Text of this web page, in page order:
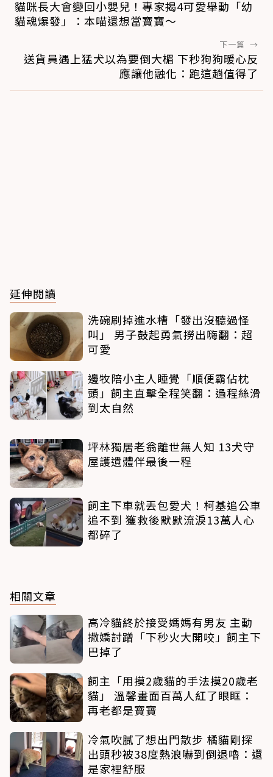
貓咪長大會變回小嬰兒！專家揭4可愛舉動「幼
貓魂爆發」：本喵還想當寶寶～
下一篇 →
送貨員遇上猛犬以為要倒大楣 下秒狗狗暖心反
應讓他融化：跑這趟值得了
延伸閱讀
洗碗刷掉進水槽「發出沒聽過怪
叫」 男子鼓起勇氣撈出嗨翻：超
可愛
邊牧陪小主人睡覺「順便霸佔枕
頭」飼主直擊全程笑翻：過程絲滑
到太自然
坪林獨居老翁離世無人知 13犬守
屋護遺體伴最後一程
飼主下車就丟包愛犬！柯基追公車
追不到 獲救後默默流淚13萬人心
都碎了
相關文章
高冷貓終於接受媽媽有男友 主動
撒嬌討蹭「下秒火大開咬」飼主下
巴掉了
飼主「用摸2歲貓的手法摸20歲老
貓」 溫馨畫面百萬人紅了眼眶：
再老都是寶寶
冷氣吹膩了想出門散步 橘貓剛探
出頭秒被38度熱浪嚇到倒退嚕：還
是家裡舒服